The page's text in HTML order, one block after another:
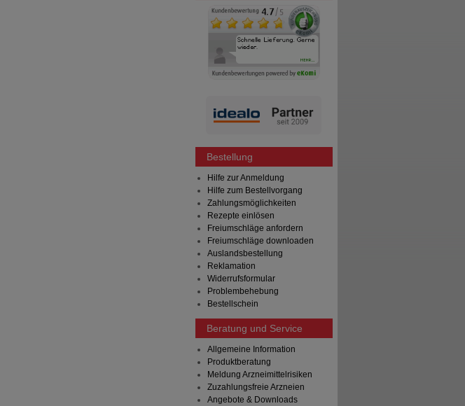
Bestellung
Hilfe zur Anmeldung
Hilfe zum Bestellvorgang
Zahlungsmöglichkeiten
Rezepte einlösen
Freiumschläge anfordern
Freiumschläge downloaden
Auslandsbestellung
Reklamation
Widerrufsformular
Problembehebung
Bestellschein
Beratung und Service
Allgemeine Information
Produktberatung
Meldung Arzneimittelrisiken
Zuzahlungsfreie Arzneien
Angebote & Downloads